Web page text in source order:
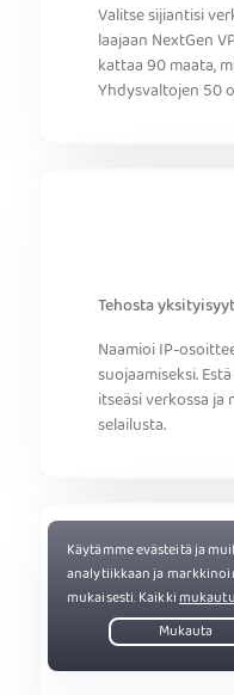
Valitse sijiantisi
laajaan NextGen
kattaa 90 maata,
Yhdysvaltojen 50
Tehosta
Naamioi IP-
suojaamiseksi.
itseäsi verkossa
selailusta.
Nauti
turvallisuudesta